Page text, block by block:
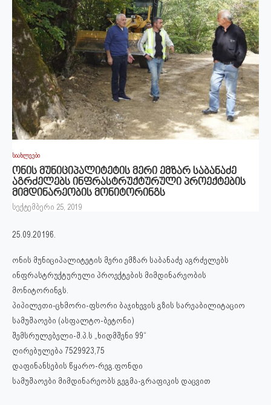
სიახლეები
ონის მუნიციპალიტეტის მერი ემზარ საბანაძე
აგრძელებს ინფრასტრუქტურული პროექტების
მიმდინარეობის მონიტორინგს
სექტემბერი 25, 2019
25.09.2019წ.
ონის მუნიციპალიტეტის მერი ემზარ საბანაძე აგრძელებს
ინფრასტრუქტურული პროექტების მიმდინარეობის
მონიტორინგს.
პიპილეთი-ცხმორი-ფსორი ბაჯიხევის გზის სარეაბილიტაციო
სამუშაოები (ასფალტო-ბეტონი)
შემსრულებელი-შ.პ.ს „ხიდმშენი 99“
ღირებულება 7529923,75
დაფინანსების წყარო-რეგ.ფონდი
სამუშაოები მიმდინარეობს გეგმა-გრაფიკის დაცვით